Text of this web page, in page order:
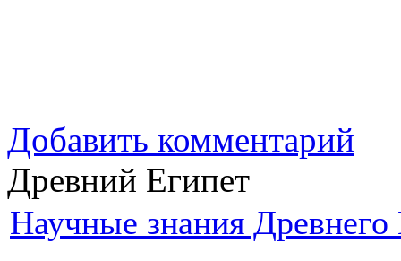
Добавить комментарий
Древний Египет
Научные знания Древнего